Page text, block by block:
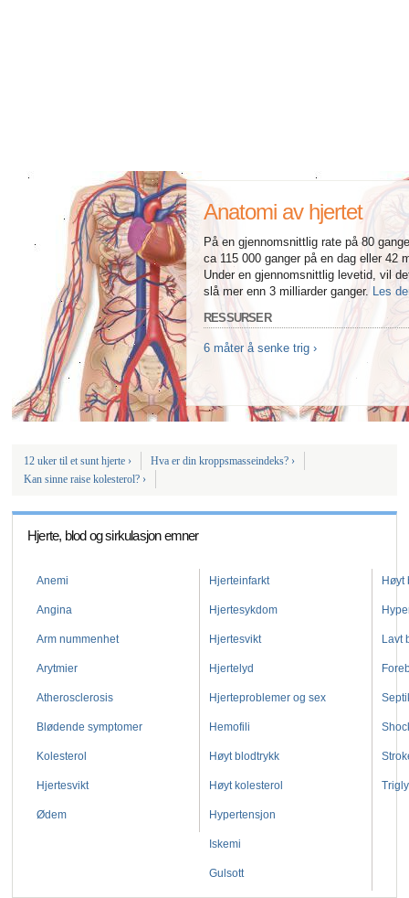
Alle artikler om mannlige reproduksjonssystemet
Alle artikler om Alzheimers sykdomAnatomi av hjertet
På en gjennomsnittlig rate på 80
ca 115 000 ganger på en dag eller 42
Under en gjennomsnittlig levetid, vil
slå mer enn 3 milliarder ganger. Les
RESSURSER
6 måter å senke trig ›
12 uker til et sunt hjerte › Hva er din kroppsmasseindeks? ›
Kan sinne raise kolesterol? ›
Hjerte, blod og sirkulasjon emner
Anemi
Angina
Arm nummenhet
Arytmier
Atherosclerosis
Blødende symptomer
Kolesterol
Hjertesvikt
Ødem
Hjerteinfarkt
Hjertesykdom
Hjertesvikt
Hjertelyd
Hjerteproblemer og sex
Hemofili
Høyt blodtrykk
Høyt kolesterol
Hypertensjon
Iskemi
Gulsott
Høyt
Lavt